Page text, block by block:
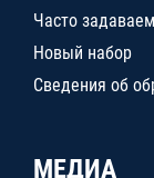
Часто
Новый набор
Сведения об
МЕДИА